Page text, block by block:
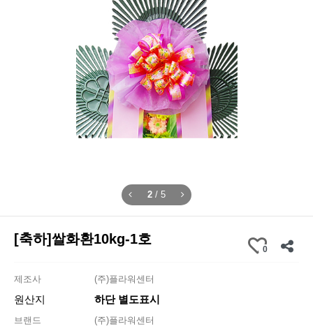
3 / 5
[축하]쌀화환10kg-1호
0
제조사 (주)플라워센터
원산지 하단 별도표시
브랜드
(주)플라워센터